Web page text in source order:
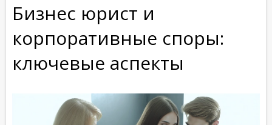
Бизнес юрист и
корпоративные споры:
ключевые аспекты